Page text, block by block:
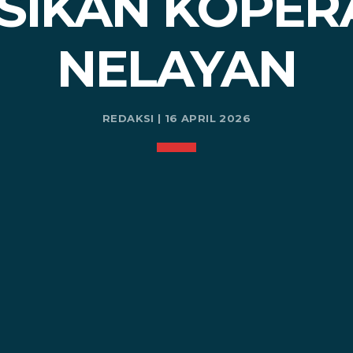
NELAYAN
REDAKSI | 16 APRIL 2026